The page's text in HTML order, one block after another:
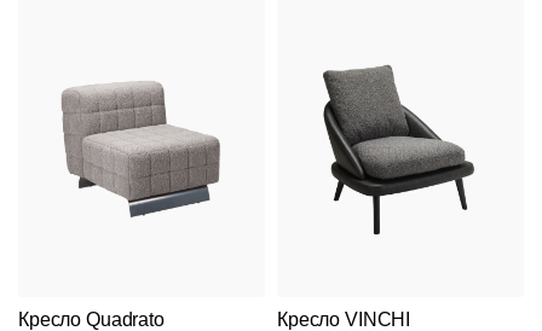
Кресло Quadrato Кресло VINCHI